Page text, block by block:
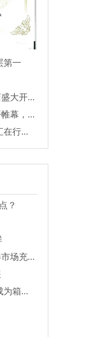
第一
大开...
幕，...
在行...
？
场充...
为箱...